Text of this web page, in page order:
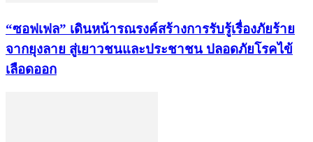
“ซอฟเฟล” เดินหน้ารณรงค์สร้างการรับรู้เรื่องภัยร้าย
จากยุงลาย สู่เยาวชนและประชาชน ปลอดภัยโรคไข้
เลือดออก